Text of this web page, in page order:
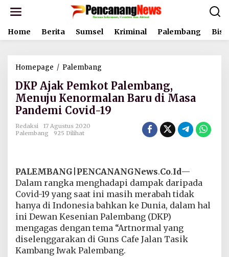
t
Home Berita Sumsel Kriminal Palembang
Homepage / Palembang
P
A
j
a
o
P
a
l
e
b
a
n
DKP Ajak Pemkot Palembang,
Menuju Kenormalan Baru di Masa
Pandemi Covid-19
Redaksi
17 Agustus 2020
Palembang
925 Dilihat
PALEMBANG PENCANANGNews.Co.Id—
Dalam rangka menghadapi dampak daripada
Covid-19 yang saat ini masih merabah tidak
hanya di Indonesia bahkan ke Dunia, dalam hal
ini Dewan Kesenian Palembang (DKP)
mengagas dengan tema “Artnormal yang
diselenggarakan di Guns Cafe Jalan Tasik
Kambang Iwak Palembang.